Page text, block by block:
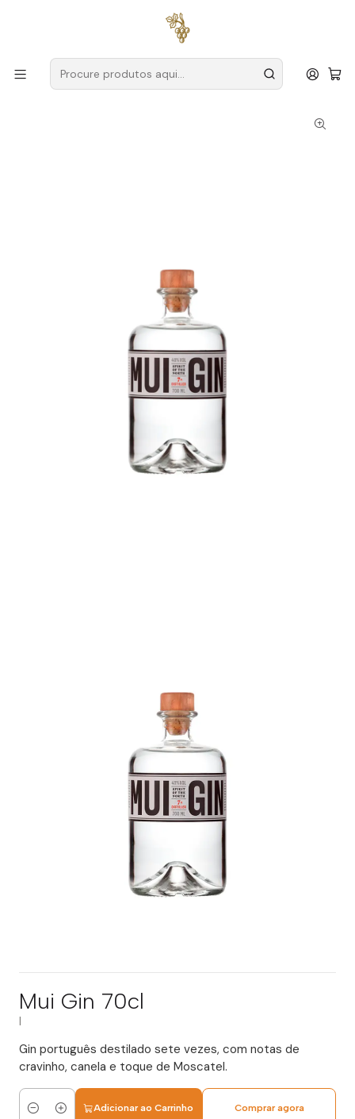
para encomendas a partir de
Destilados Alvarinho Gin Mui Gin Mui Gin 70cl
Mui Gin 70cl
Gin português destilado sete vezes, com notas de
cravinho, canela e toque de Moscatel.
Adicionar ao Carrinho Comprar agora